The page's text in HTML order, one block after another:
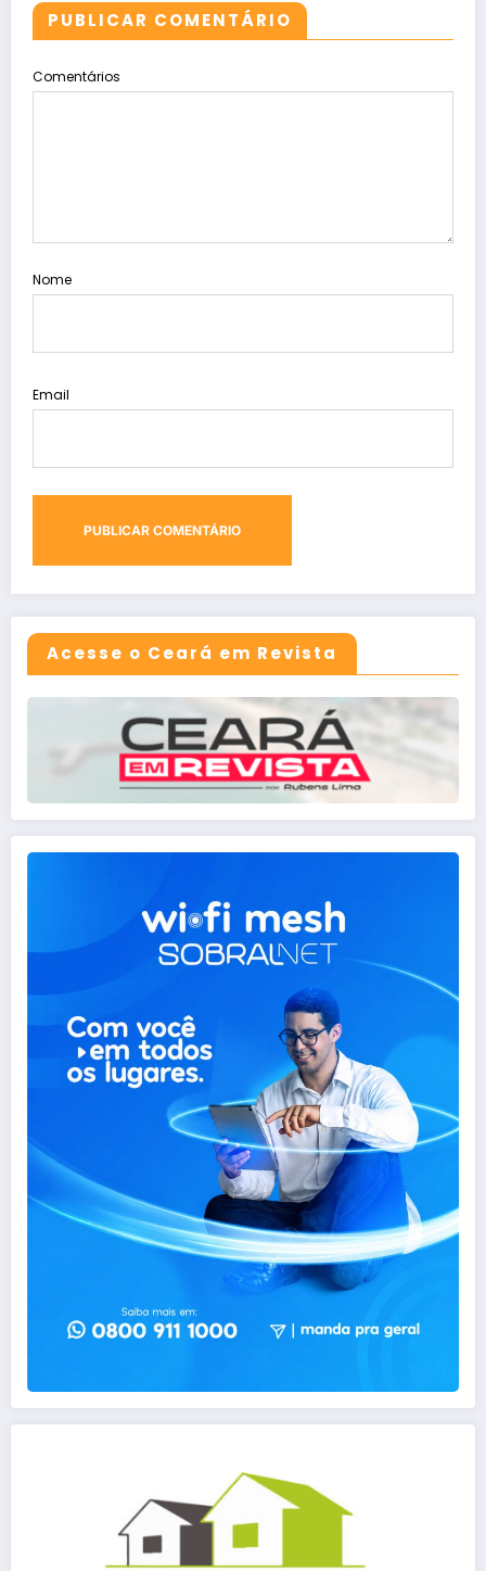
PUBLICAR COMENTÁRIO
Comentários
Nome
Email
Acesse o Ceará em Revista